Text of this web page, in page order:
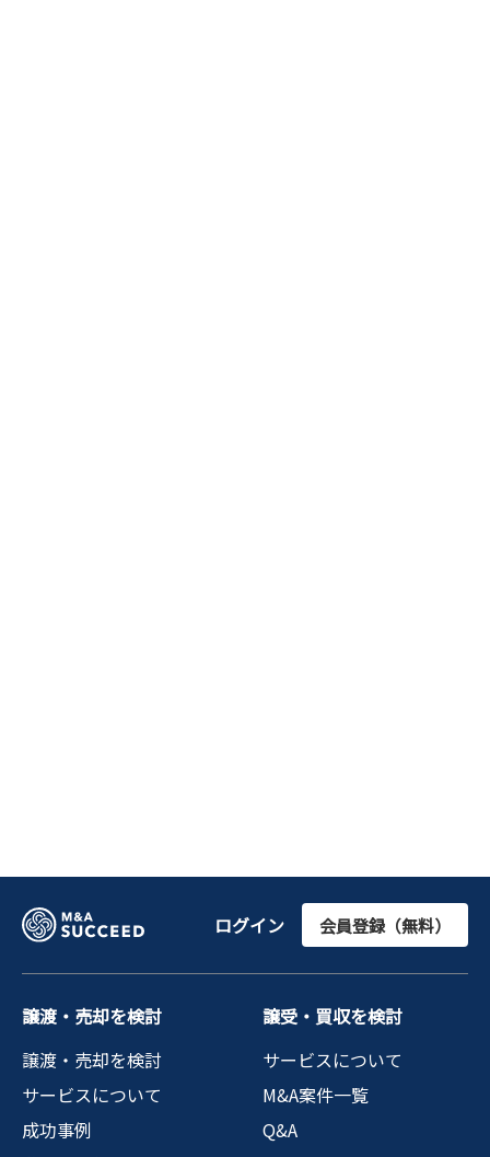
ログイン 会員登録（無料）
譲渡・売却を検討
譲渡・売却を検討
サービスについて
成功事例
譲受・買収を検討
サービスについて
M&A案件一覧
Q&A